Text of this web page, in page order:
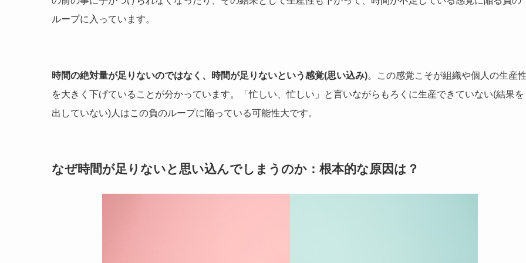
ループに入っています。
時間の絶対量が足りないのではなく、時間が足りないという感覚(思い込み)。この感覚こそが組織や個人の生産
を大きく下げていることが分かっています。「忙しい、忙しい」と言いながらもろくに生産できていない(結果を
出していない)人はこの負のループに陥っている可能性大です。
なぜ時間が足りないと思い込んでしまうのか：根本的な原因は？